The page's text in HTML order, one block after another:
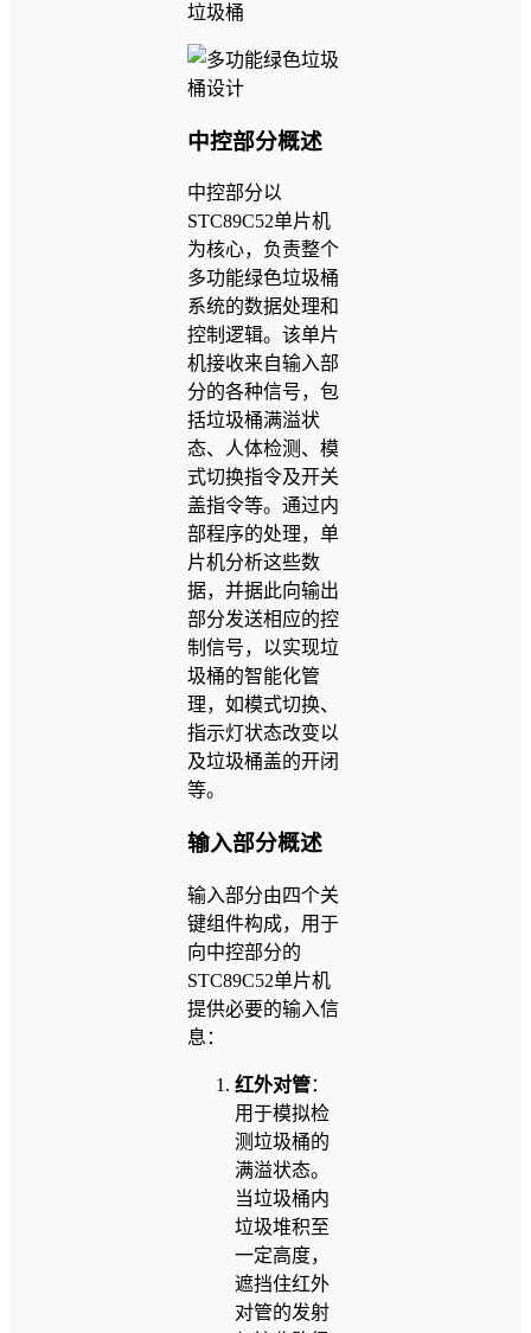
垃圾桶
中控部分概述
中控部分以
STC89C52单片机
为核心，负责整个
多功能绿色垃圾桶
系统的数据处理和
控制逻辑。该单片
机接收来自输入部
分的各种信号，包
括垃圾桶满溢状
态、人体检测、模
式切换指令及开关
盖指令等。通过内
部程序的处理，单
片机分析这些数
据，并据此向输出
部分发送相应的控
制信号，以实现垃
圾桶的智能化管
理，如模式切换、
指示灯状态改变以
及垃圾桶盖的开闭
等。
输入部分概述
输入部分由四个关
键组件构成，用于
向中控部分的
STC89C52单片机
提供必要的输入信
息：
红外对管：
用于模拟检
测垃圾桶的
满溢状态。
当垃圾桶内
垃圾堆积至
一定高度，
遮挡住红外
对管的发射